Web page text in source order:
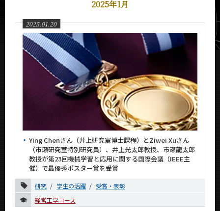
2025年1月
2025.01.20
Ying Chenさん（井上研究室博士課程）とZiwei Xuさん
（市瀬研究室特別研究員）、井上光太郎教授、市瀬龍太郎
教授が第23回機械学習と応用に関する国際会議（IEEE主
催）で最優秀ポスター賞を受賞
研究 学生の活躍
受賞・表彰
経営工学コース
教員・研究室
Faculty and Laboratories
未来
Future
Admissions
News 一覧
カテゴリ別
課程別
月別